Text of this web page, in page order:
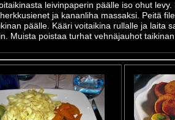
leivinpaperin päälle iso ohut levy.
ja kananliha massaksi. Peitä
päälle. Kääri voitaikina rullalle ja laita
Muista poistaa turhat vehnäjauhot